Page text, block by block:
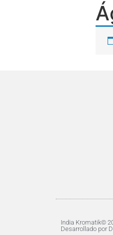
India Kromatik©
Desarrollado por